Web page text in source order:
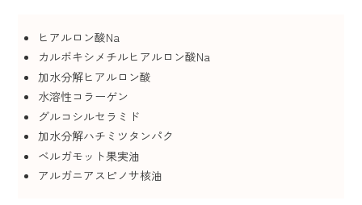
ヒアルロン酸Na
カルボキシメチルヒアルロン酸Na
加水分解ヒアルロン酸
水溶性コラーゲン
グルコシルセラミド
加水分解ハチミツタンパク
ベルガモット果実油
アルガニアスピノサ核油